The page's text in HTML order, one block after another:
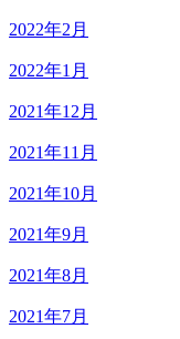
2022年2月
2022年1月
2021年12月
2021年11月
2021年10月
2021年9月
2021年8月
2021年7月